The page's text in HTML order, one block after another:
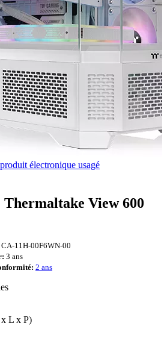
électronique usagé
View 600
11H-00F6WN-00
3 ans
2 ans
L x P)